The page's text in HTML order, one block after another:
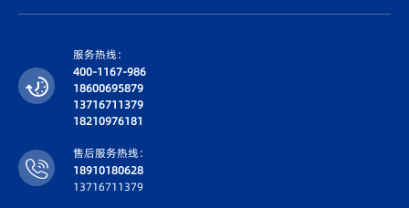
服务热线：
400-1167-986
18600695879
13716711379
18210976181
售后服务热线：
18910180628
13716711379